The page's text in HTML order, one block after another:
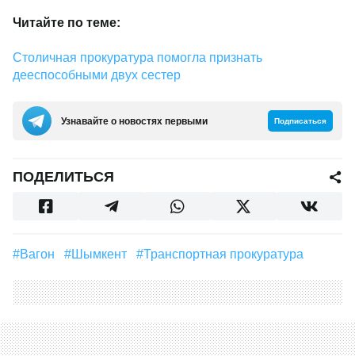
Читайте по теме:
Столичная прокуратура помогла признать
дееспособными двух сестер
Узнавайте о новостях первыми Подписаться
ПОДЕЛИТЬСЯ
#Вагон #Шымкент #Транспортная прокуратура